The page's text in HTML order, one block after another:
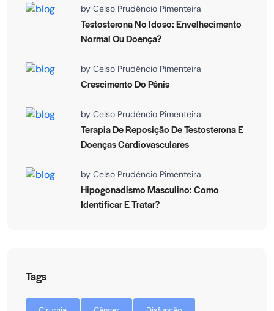
by Celso Prudêncio Pimenteira
Testosterona No Idoso: Envelhecimento
Normal Ou Doença?
by Celso Prudêncio Pimenteira
Crescimento Do Pênis
by Celso Prudêncio Pimenteira
Terapia De Reposição De Testosterona E
Doenças Cardiovasculares
by Celso Prudêncio Pimenteira
Hipogonadismo Masculino: Como
Identificar E Tratar?
Tags